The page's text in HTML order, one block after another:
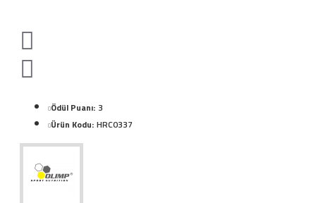
Ödül Puanı: 3
Ürün Kodu: HRC0337